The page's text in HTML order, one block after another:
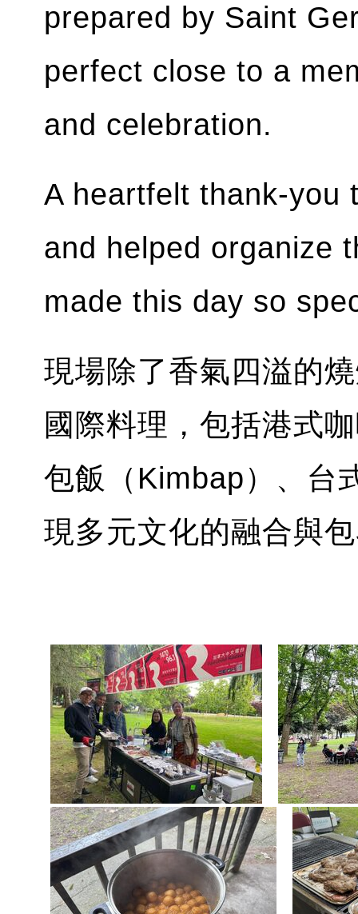
prepared by Saint
perfect close to a
and celebration.
A heartfelt thank-you
and helped organize
made this day so
現場除了香氣四溢的
國際料理，包括港式
包飯（Kimbap）、台
現多元文化的融合與